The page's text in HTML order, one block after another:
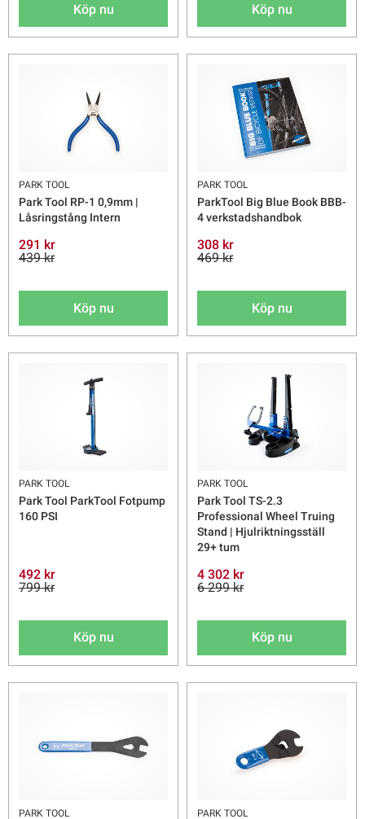
Köp nu Köp nu
PARK TOOL
Park Tool RP-1 0,9mm |
Låsringstång Intern
291 kr
439 kr
Köp nu
PARK TOOL
ParkTool Big Blue Book BBB-
4 verkstadshandbok
308 kr
469 kr
Köp nu
PARK TOOL
Park Tool ParkTool Fotpump
160 PSI
492 kr
799 kr
Köp nu
PARK TOOL
Park Tool TS-2.3
Professional Wheel Truing
Stand | Hjulriktningsställ
29+ tum
4 302 kr
6 299 kr
Köp nu
PARK TOOL PARK TOOL